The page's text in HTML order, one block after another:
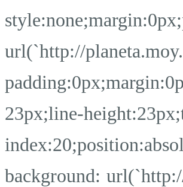
url(`http://
23px;line-
background: